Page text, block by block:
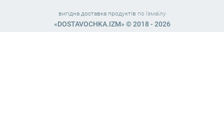
вигідна доставка продуктів по Ізмаїлу
«DOSTAVOCHKA.IZM» © 2018 - 2026